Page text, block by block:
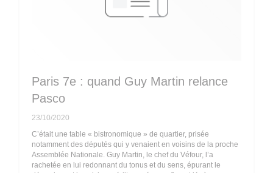
Paris 7e : quand Guy Martin relance
Pasco
23/10/2020
C’était une table « bistronomique » de quartier, prisée
notamment des députés qui y venaient en voisins de la proche
Assemblée Nationale. Guy Martin, le chef du Véfour, l’a
rachetée en lui redonnant du tonus et du sens, épurant le